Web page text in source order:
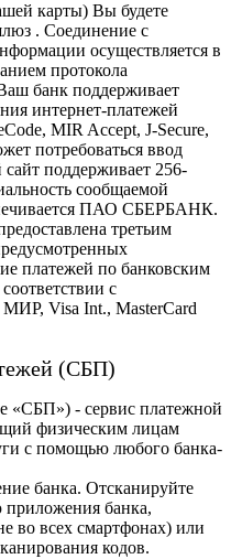
карты) Вы будете
. Соединение с
осуществляется в
протокола
банк поддерживает
интернет-платежей
MIR Accept, J-Secure,
потребоваться ввод
поддерживает 256-
сообщаемой
ПАО СБЕРБАНК.
третьим
платежей по банковским
с
Visa Int., MasterCard
(СБП)
«СБП») - сервис платежной
физическим лицам
с помощью любого банка-
банка. Отсканируйте
банка,
во всех смартфонах) или
кодов.